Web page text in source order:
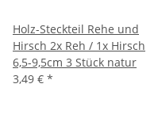
Holz-Steckteil Rehe und
Hirsch 2x Reh / 1x Hirsch
6,5-9,5cm 3 Stück natur
3,49 € *